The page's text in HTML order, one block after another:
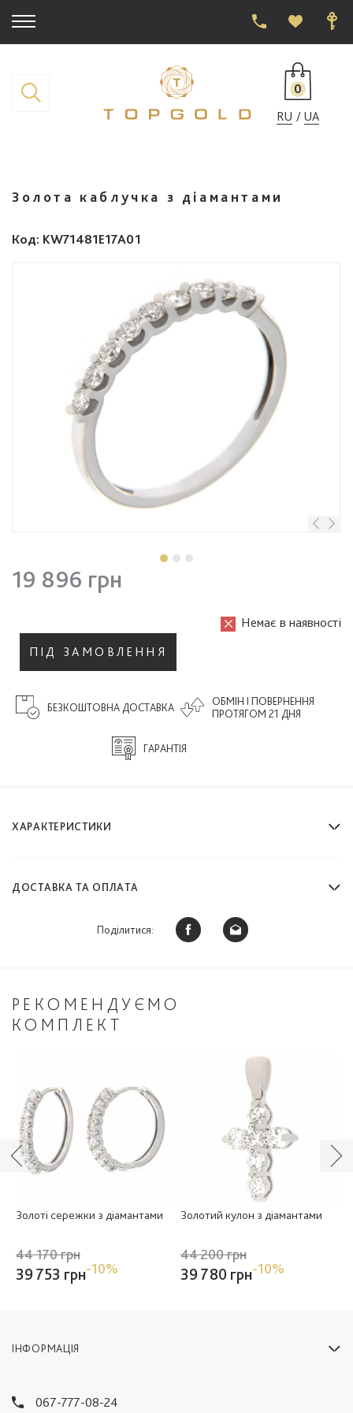
0
RU
UA
Золота каблучка з діамантами
Код: KW71481E17A01
19 896 грн
Немає в наявності
ПІД ЗАМОВЛЕННЯ
ОБМІН І ПОВЕРНЕННЯ
ПРОТЯГОМ 21 ДНЯ
ГАРАНТІЯ
БЕЗКОШТОВНА ДОСТАВКА
ХАРАКТЕРИСТИКИ
ДОСТАВКА ТА ОПЛАТА
Поділитися:
РЕКОМЕНДУЄМО
КОМПЛЕКТ
Золоті сережки з діамантами
44 170 грн
39 753 грн-10%
Золотий кулон з діамантами
44 200 грн
39 780 грн-10%
ІНФОРМАЦІЯ
067-777-08-24